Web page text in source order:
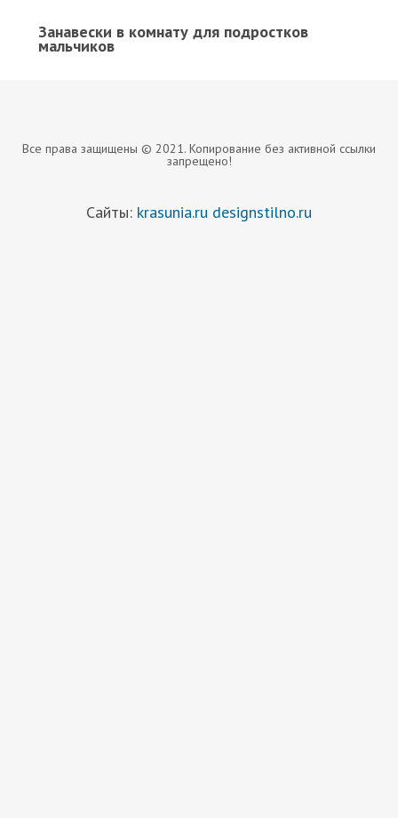
Занавески в комнату для подростков
мальчиков
Все права защищены © 2021. Копирование без активной ссылки
запрещено!
Сайты: krasunia.ru designstilno.ru